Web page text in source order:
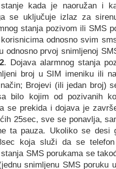
kada je naoružan i
se uključuje izlaz za
stanja pozivom ili SMS
odnosno svim
odnosno prvoj snimljenoj
. Dojava alarmnog stanja
broj u SIM imeniku ili
Brojevi (ili jedan broj)
bilo kojim od pozivanih
se prekida i dojava je
25sec, sve se ponavlja,
ta pauza. Ukoliko se desi
koja služi da se telefon
SMS porukama se
snimljenu SMS poruku